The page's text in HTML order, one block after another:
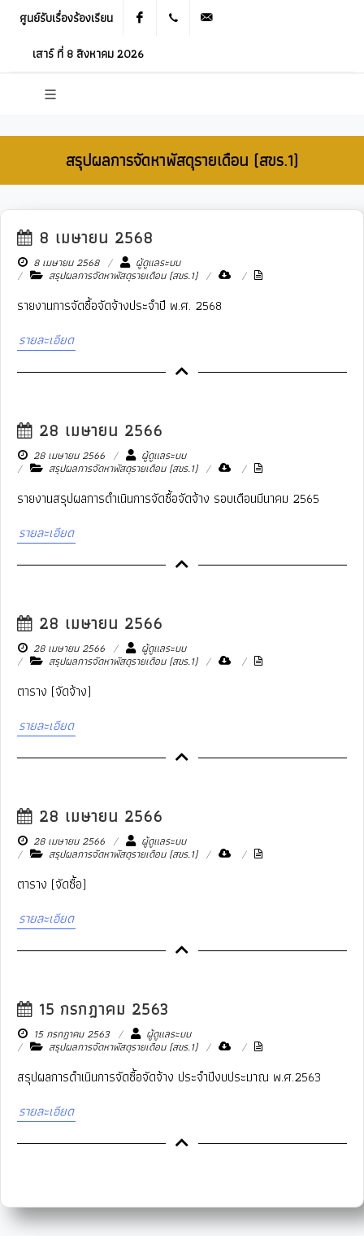
ศูนย์รับเรื่องร้องเรียน Facebook 021905536
เสาร์ ที่ 8 สิงหาคม 2026
สรุปผลการจัดหาพัสดุรายเดือน (สขร.1)
8 เมษายน 2568
8 เมษายน 2568 ผู้ดูแลระบบ
สรุปผลการจัดหาพัสดุรายเดือน (สขร.1)
รายงานการจัดซื้อจัดจ้างประจำปี พ.ศ. 2568
รายละเอียด
28 เมษายน 2566
28 เมษายน 2566 ผู้ดูแลระบบ
สรุปผลการจัดหาพัสดุรายเดือน (สขร.1)
รายงานสรุปผลการดำเนินการจัดซื้อจัดจ้าง รอบเดือนมีนาคม 2565
รายละเอียด
28 เมษายน 2566
28 เมษายน 2566 ผู้ดูแลระบบ
สรุปผลการจัดหาพัสดุรายเดือน (สขร.1)
ตาราง (จัดจ้าง)
รายละเอียด
28 เมษายน 2566
28 เมษายน 2566 ผู้ดูแลระบบ
สรุปผลการจัดหาพัสดุรายเดือน (สขร.1)
ตาราง (จัดซื้อ)
รายละเอียด
15 กรกฎาคม 2563
15 กรกฎาคม 2563 ผู้ดูแลระบบ
สรุปผลการจัดหาพัสดุรายเดือน (สขร.1)
สรุปผลการดำเนินการจัดซื้อจัดจ้าง ประจำปีงบประมาณ พ.ศ.2563
รายละเอียด